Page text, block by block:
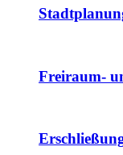
Freiraum-